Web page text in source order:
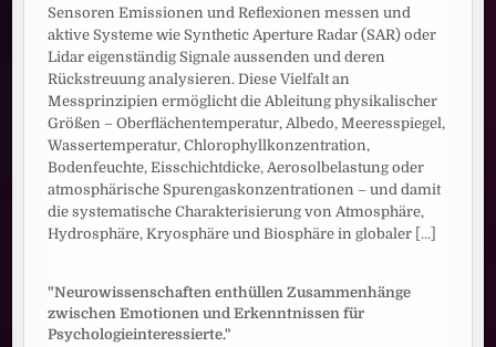
Sensoren Emissionen und Reflexionen messen und
aktive Systeme wie Synthetic Aperture Radar (SAR) oder
Lidar eigenständig Signale aussenden und deren
Rückstreuung analysieren. Diese Vielfalt an
Messprinzipien ermöglicht die Ableitung physikalischer
Größen – Oberflächentemperatur, Albedo, Meeresspiegel,
Wassertemperatur, Chlorophyllkonzentration,
Bodenfeuchte, Eisschichtdicke, Aerosolbelastung oder
atmosphärische Spurengaskonzentrationen – und damit
die systematische Charakterisierung von Atmosphäre,
Hydrosphäre, Kryosphäre und Biosphäre in globaler [...]
"Neurowissenschaften enthüllen Zusammenhänge
zwischen Emotionen und Erkenntnissen für
Psychologieinteressierte."